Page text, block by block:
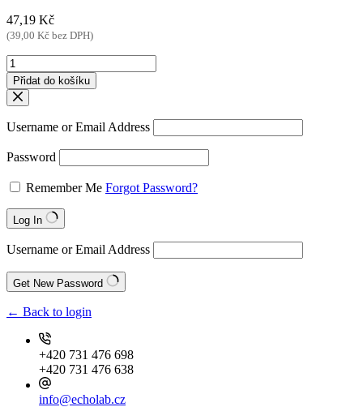
47,19 Kč
(39,00 Kč bez DPH)
Kádinka
nízká:
50ml,
reliéfní
stupnice,
PP;
množství
Přidat do košíku
Username or Email Address
Password
Remember Me Forgot Password?
Log In
Username or Email Address
Get New Password
← Back to login
+420 731 476 698
+420 731 476 638
info@echolab.cz